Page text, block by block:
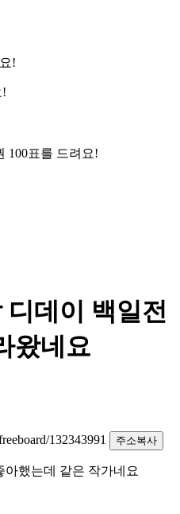
!
!
100표를 드려요!
디데이 백일전
왔네요
132343991
주소복사
아했는데 같은 작가네요